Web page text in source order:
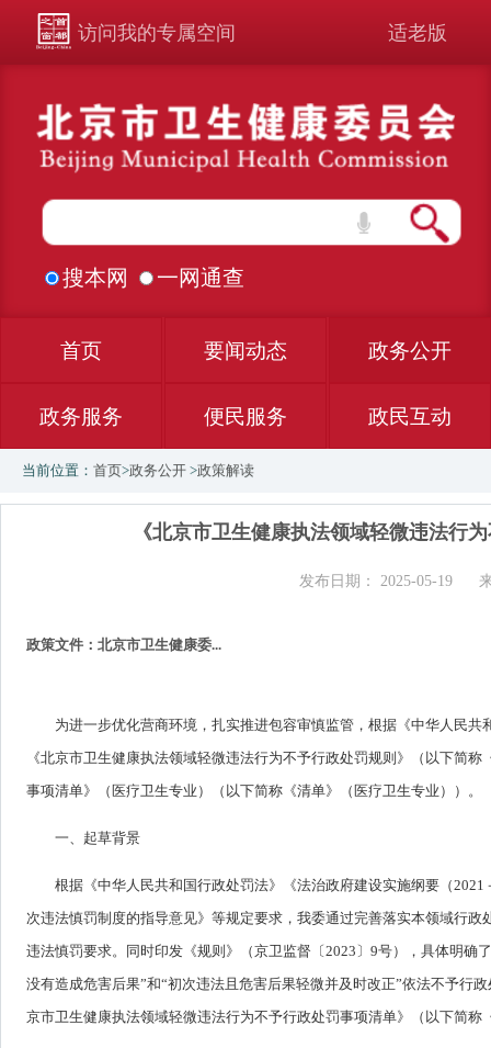
访问我的专属空间 适老版
搜本网 一网通查
首页 要闻动态 政务公开
政务服务 便民服务 政民互动
当前位置： 首页>政务公开 >政策解读
《北京市卫生健康执法领域轻微违法行
发布日期： 2025-05-19
政策文件：北京市卫生健康委...
为进一步优化营商环境，扎实推进包容审慎监管，根据《中华人民
《北京市卫生健康执法领域轻微违法行为不予行政处罚规则》（以下简
事项清单》（医疗卫生专业）（以下简称《清单》（医疗卫生专业））。
一、起草背景
根据《中华人民共和国行政处罚法》《法治政府建设实施纲要（
次违法慎罚制度的指导意见》等规定要求，我委通过完善落实本领域行
违法慎罚要求。同时印发《规则》（京卫监督〔2023〕9号），具体明
没有造成危害后果”和“初次违法且危害后果轻微并及时改正”依法不予行
京市卫生健康执法领域轻微违法行为不予行政处罚事项清单》（以下简